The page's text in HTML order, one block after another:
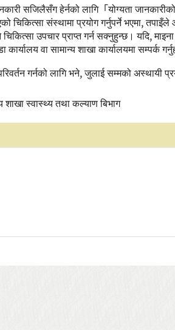
सजिलैसँग हेर्नको लागि「योग्यता
संस्थामा प्रयोग गर्नुपर्ने भएमा, तपाइँले
उपचार प्राप्त गर्न सक्नुहुन्छ। यदि, माइना
वा सामान्य शाखा कार्यालयमा सम्पर्क
गर्नको लागि भने, जुलाई सम्मको अस्थायी
शाखा स्वास्थ्य तथा कल्याण बिभाग